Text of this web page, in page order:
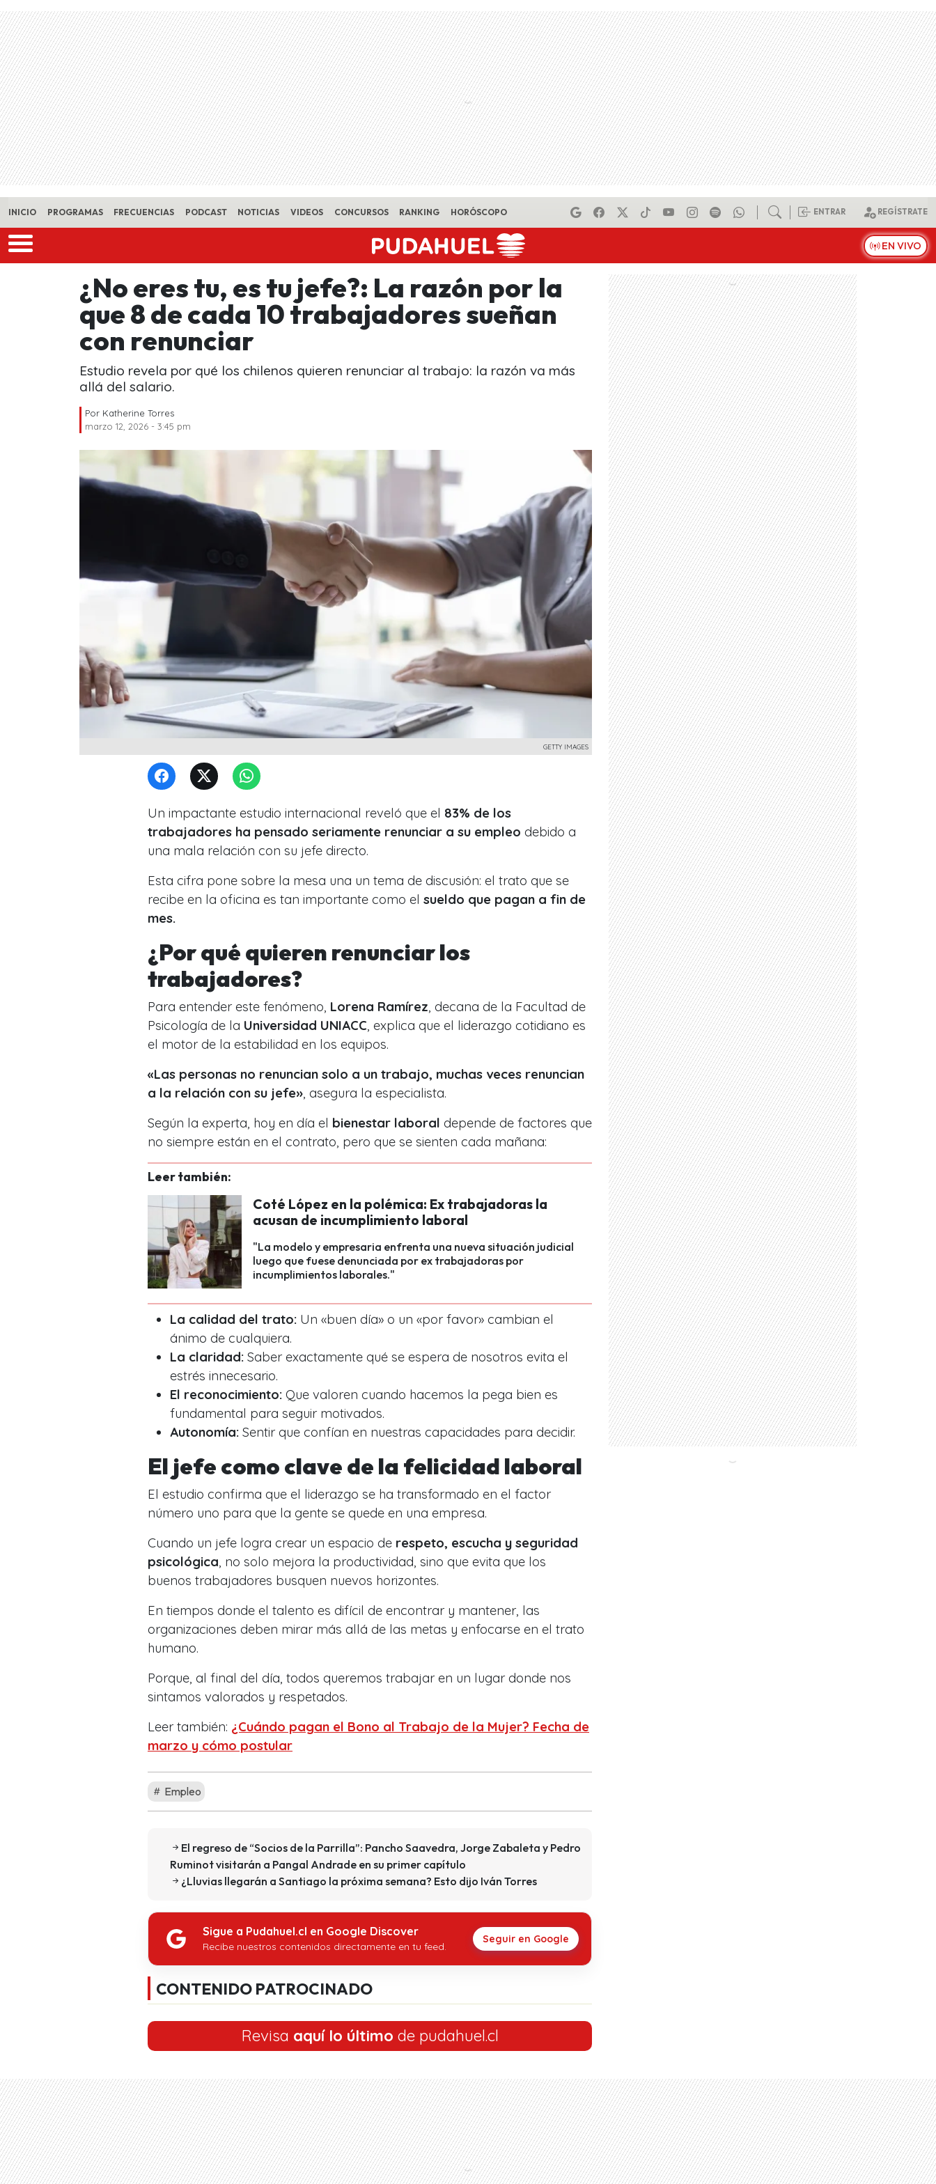
Skip to main content
INICIO PROGRAMAS FRECUENCIAS PODCAST NOTICIAS VIDEOS CONCURSOS RANKING HORÓSCOPO ENTRAR REGÍSTRATE
EN VIVO
¿No eres tu, es tu jefe?: La razón por la
que 8 de cada 10 trabajadores sueñan
con renunciar
Estudio revela por qué los chilenos quieren renunciar al trabajo: la razón va más
allá del salario.
Por Katherine Torres
marzo 12, 2026 - 3:45 pm
GETTY IMAGES
Un impactante estudio internacional reveló que el 83% de los
trabajadores ha pensado seriamente renunciar a su empleo debido a
una mala relación con su jefe directo.
Esta cifra pone sobre la mesa una un tema de discusión: el trato que se
recibe en la oficina es tan importante como el sueldo que pagan a fin de
mes.
¿Por qué quieren renunciar los
trabajadores?
Para entender este fenómeno, Lorena Ramírez , decana de la Facultad de
Psicología de la Universidad UNIACC , explica que el liderazgo cotidiano es
el motor de la estabilidad en los equipos.
«Las personas no renuncian solo a un trabajo, muchas veces renuncian
a la relación con su jefe» , asegura la especialista.
Según la experta, hoy en día el bienestar laboral depende de factores que
no siempre están en el contrato, pero que se sienten cada mañana:
Leer también:
Coté López en la polémica: Ex trabajadoras la
acusan de incumplimiento laboral
"La modelo y empresaria enfrenta una nueva situación judicial
luego que fuese denunciada por ex trabajadoras por
incumplimientos laborales."
La calidad del trato: Un «buen día» o un «por favor» cambian el
ánimo de cualquiera.
La claridad: Saber exactamente qué se espera de nosotros evita el
estrés innecesario.
El reconocimiento: Que valoren cuando hacemos la pega bien es
fundamental para seguir motivados.
Autonomía: Sentir que confían en nuestras capacidades para decidir.
El jefe como clave de la felicidad laboral
El estudio confirma que el liderazgo se ha transformado en el factor
número uno para que la gente se quede en una empresa.
Cuando un jefe logra crear un espacio de respeto, escucha y seguridad
psicológica , no solo mejora la productividad, sino que evita que los
buenos trabajadores busquen nuevos horizontes.
En tiempos donde el talento es difícil de encontrar y mantener, las
organizaciones deben mirar más allá de las metas y enfocarse en el trato
humano.
Porque, al final del día, todos queremos trabajar en un lugar donde nos
sintamos valorados y respetados.
Leer también: ¿Cuándo pagan el Bono al Trabajo de la Mujer? Fecha de
marzo y cómo postular
Empleo
El regreso de “Socios de la Parrilla”: Pancho Saavedra, Jorge Zabaleta y Pedro
Ruminot visitarán a Pangal Andrade en su primer capítulo
¿Lluvias llegarán a Santiago la próxima semana? Esto dijo Iván Torres
Sigue a Pudahuel.cl en Google Discover
Recibe nuestros contenidos directamente en tu feed.
Seguir en Google
CONTENIDO PATROCINADO
Revisa aquí lo último de pudahuel.cl